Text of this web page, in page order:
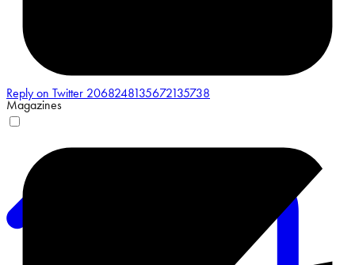
Reply on Twitter 2068248135672135738
Magazines